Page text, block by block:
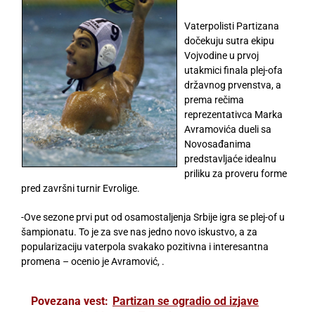
Vaterpolisti Partizana
dočekuju sutra ekipu
Vojvodine u prvoj
utakmici finala plej-ofa
državnog prvenstva, a
prema rečima
reprezentativca Marka
Avramovića dueli sa
Novosađanima
predstavljaće idealnu
priliku za proveru forme
pred završni turnir Evrolige.
-Ove sezone prvi put od osamostaljenja Srbije igra se plej-of u
šampionatu. To je za sve nas jedno novo iskustvo, a za
popularizaciju vaterpola svakako pozitivna i interesantna
promena – ocenio je Avramović, .
Povezana vest: Partizan se ogradio od izjave